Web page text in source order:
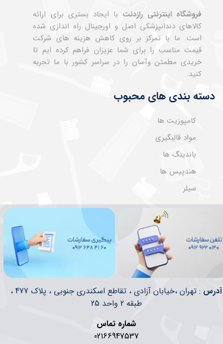
فروشگاه اینترنتی رازدنت با ایجاد بستری برای ارائه
کالاهای دندانپزشکی اصل و اورجینال راه اندازی شده
است. ما با تمرکز بر روی کاهش هزینه های شرکت
قیمت مناسب را برای شما عزیزان فراهم کرده ایم تا
خریدی مطمئن وآسان را در سراسر کشور با ما تجربه
کنید.
دسته بندی های محبوب
کامپوزیت ها
مواد قالبگیری
باندینگ ها
هندپیس ها
سیلر
​​آدرس
: تهران ،خیابان آزادی ، تقاطع اسکندری جنوبی ، پلاک 477 ،
طبقه 2 واحد 25
شماره تماس
02166947537